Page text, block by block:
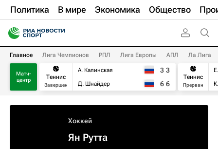
Политика В мире Экономика Общество
Главное Лига Чемпионов РПЛ Лига Европы АПЛ Ла Лига
Матч-
центр
Теннис
Завершен
А. Калинская
Д. Шнайдер
3 3
6 6
Теннис
Прерван
Хоккей
Ян Рутта